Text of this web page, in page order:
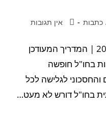
כתבות אין תגובות
✓ עודכן לאחרונה: 24 במאי, 2026 | המדריך המעודכן
בחו"ל חופשה
לגלישה לכל
בחו"ל דורש לא מעט…